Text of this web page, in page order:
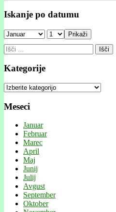
Iskanje po datumu
Prikaži
Išči:
Kategorije
Kategorije
Meseci
Januar
Februar
Marec
April
Maj
Junij
Julij
Avgust
September
Oktober